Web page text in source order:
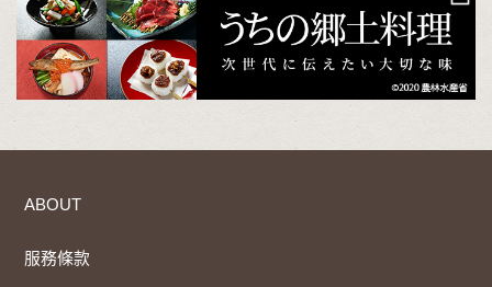
ABOUT
服務條款